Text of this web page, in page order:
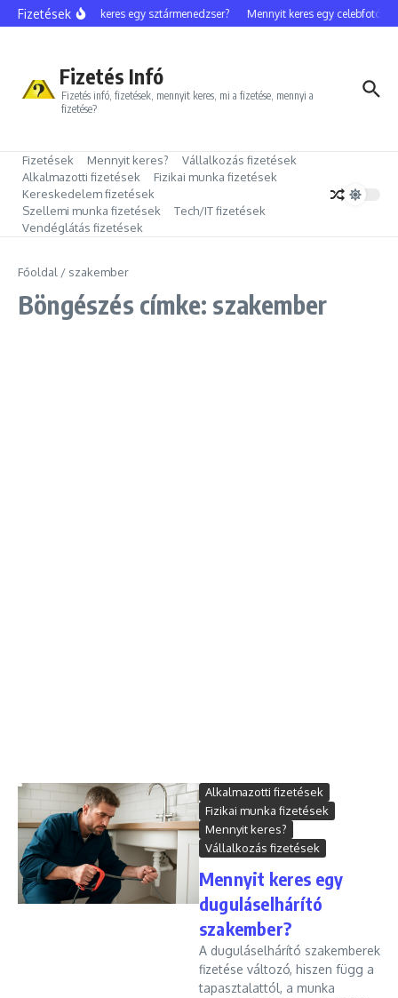
Ugrás a tartalomhoz
FizetésekMennyit keres egy sztármenedzser? Mennyit keres egy celebfotós?
Fizetés Infó
Fizetés infó, fizetések, mennyit keres, mi a fizetése, mennyi a
fizetése?
Fizetések Mennyit keres?
Vállalkozás fizetések
Alkalmazotti fizetések
Fizikai munka fizetések
Kereskedelem fizetések
Szellemi munka fizetések
Tech/IT fizetések
Vendéglátás fizetések
Főoldal / szakember
Böngészés címke: szakember
Alkalmazotti fizetések
Fizikai munka fizetések
Mennyit keres?
Vállalkozás fizetések
Mennyit keres egy
duguláselhárító
szakember?
A duguláselhárító szakemberek
fizetése változó, hiszen függ a
tapasztalattól, a munka